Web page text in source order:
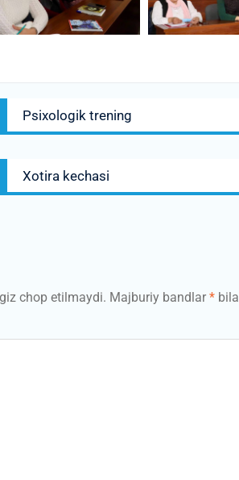
Previous
post:
Psixologik trening
Next
post:
Xotira kechasi
chop etilmaydi. Majburiy bandlar*